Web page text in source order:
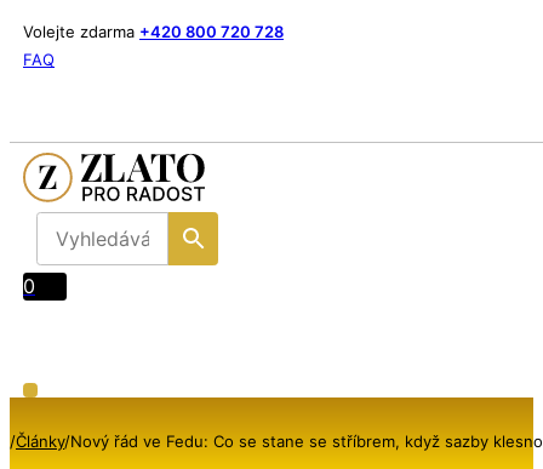
Volejte zdarma +420 800 720 728
FAQ
0
/Články/Nový řád ve Fedu: Co se stane se stříbrem, když sazby